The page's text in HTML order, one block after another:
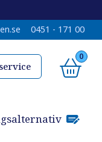
0451 - 171 00
0